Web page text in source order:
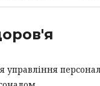
управління